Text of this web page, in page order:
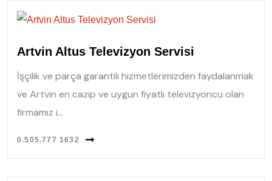
Artvin Altus Televizyon Servisi
İşçilik ve parça garantili hizmetlerimizden faydalanmak
ve Artvin en cazip ve uygun fiyatlı televizyoncu olan
firmamız i...
0.505.777 1632